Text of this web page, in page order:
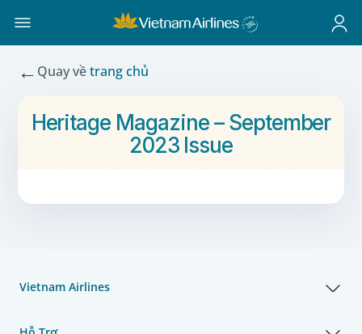
← Quay vềtrang chủ
Heritage Magazine – September
2023 Issue
Vietnam Airlines